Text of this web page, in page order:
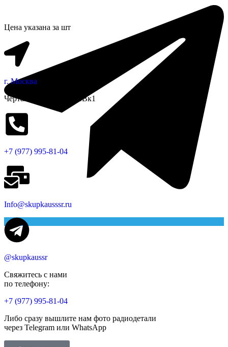
Цена указана за шт
г. Москва
Чертановская улица, 1Вк1
+7 (977) 995-81-04
Info@skupkausssr.ru
@skupkaussr
Свяжитесь с нами
по телефону:
+7 (977) 995-81-04
Либо сразу вышлите нам фото радиодетали
через Telegram или WhatsApp